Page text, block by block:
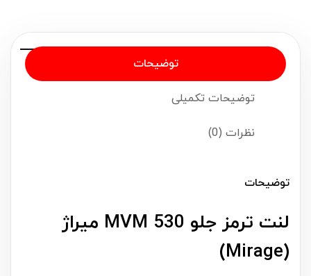
توضیحات
توضیحات تکمیلی
نظرات (0)
توضیحات
لنت ترمز جلو MVM 530 میراژ
(Mirage)